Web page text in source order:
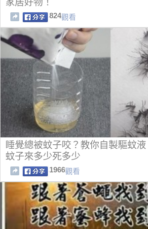
家居好物！
824觀看
睡覺總被蚊子咬？教你自製驅蚊液
蚊子來多少死多少
1966觀看